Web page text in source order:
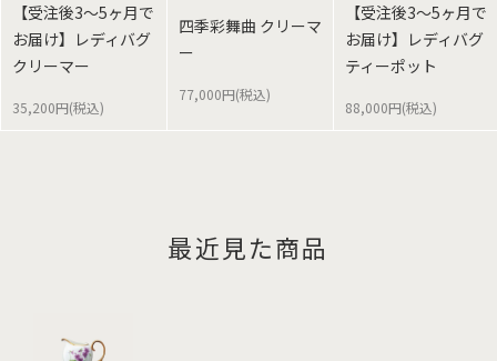
【受注後3～5ヶ月で
お届け】レディバグ
クリーマー
35,200円(税込)
四季彩舞曲 クリーマ
ー
77,000円(税込)
【受注後3～5ヶ月で
お届け】レディバグ
ティーポット
88,000円(税込)
最近見た商品